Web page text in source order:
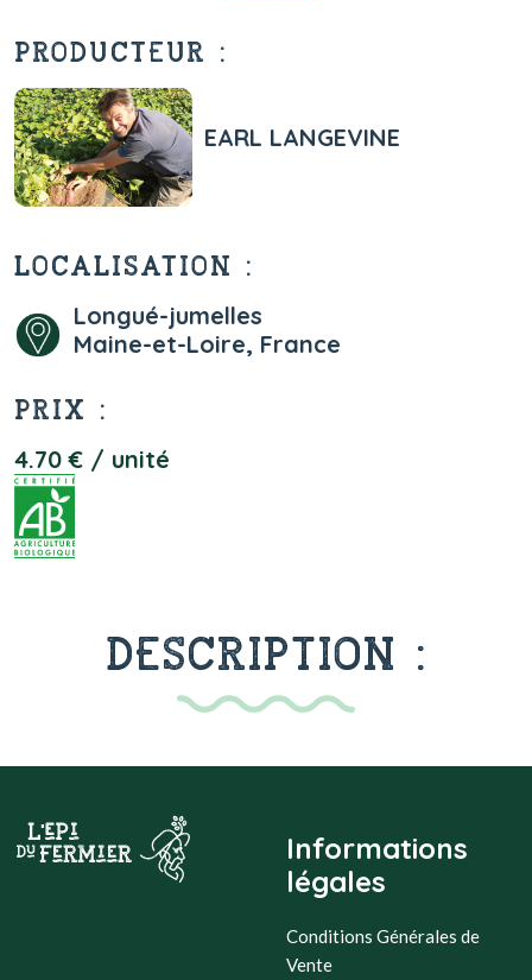
PRODUCTEUR :
EARL LANGEVINE
LOCALISATION :
Longué-jumelles
Maine-et-Loire, France
PRIX :
4.70 € / unité
DESCRIPTION :
Informations
légales
Conditions Générales de
Vente